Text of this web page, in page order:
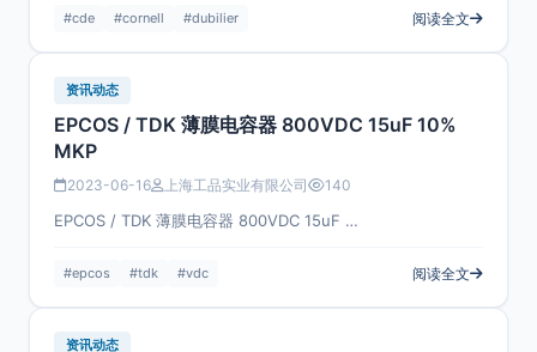
#cde #cornell #dubilier 阅读全文
资讯动态
EPCOS / TDK 薄膜电容器 800VDC 15uF 10%
MKP
2023-06-16 上海工品实业有限公司 140
EPCOS / TDK 薄膜电容器 800VDC 15uF …
#epcos #tdk #vdc 阅读全文
资讯动态